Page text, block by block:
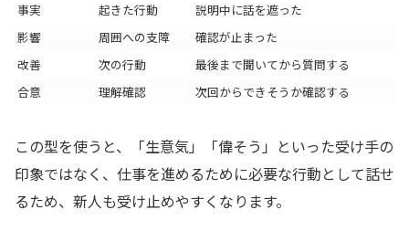
事実
起きた行動
説明中に話を遮った
影響
周囲への支障
確認が止まった
改善
次の行動
最後まで聞いてから質問する
合意
理解確認 次回からできそうか確認する
この型を使うと、「生意気」「偉そう」といった受け手の
印象ではなく、仕事を進めるために必要な行動として話せ
るため、新人も受け止めやすくなります。